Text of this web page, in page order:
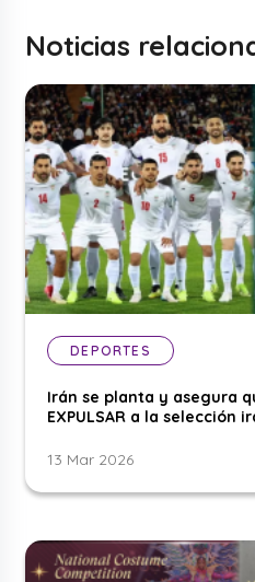
Noticias
DEPORTES
Irán se planta y asegura
EXPULSAR a la selección
13 Mar 2026